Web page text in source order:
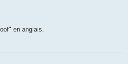
en anglais.